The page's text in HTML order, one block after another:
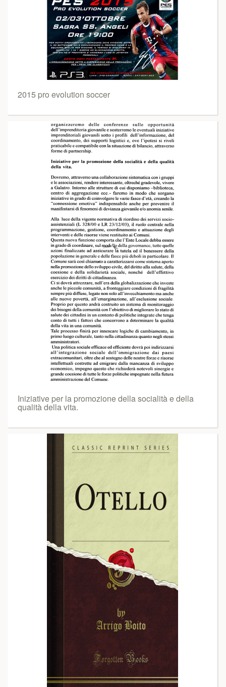
2015 pro evolution soccer
Iniziative per la promozione della socialità e della
qualità della vita.